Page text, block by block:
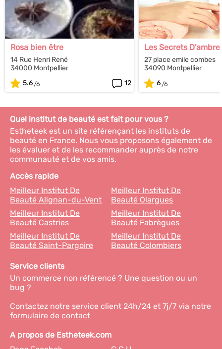
Rosa bien être
14 Rue Henri René
34000 Montpellier
5.6
12
Les Secrets D'ambre
27 place emile combes
34090 Montpellier
6
Quel institut de beauté est fait pour vous ?
Estheteek est un site référençant les instituts de
beauté en France. Nous vous proposons également de
les évaluer et de les recommander auprès de notre
communauté et de vos amis.
Accès rapide
Meilleur Institut De
Beauté Alignan-du-Vent
Meilleur Institut De
Beauté Olargues
Meilleur Institut De
Beauté Castries
Meilleur Institut De
Beauté Fabrègues
Meilleur Institut De
Beauté Saint-Pargoire
Meilleur Institut De
Beauté Colombiers
Service clients
Un commerce non référencé ? Une question ou un
bug ?
Contactez notre service client 24h/24 et 7j/7 via notre
formulaire de contact
A propos de Estheteek.com